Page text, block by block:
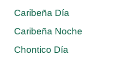
Caribeña Día
Caribeña Noche
Chontico Día